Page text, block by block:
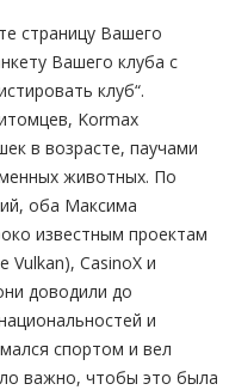
страницу Вашего
Вашего клуба с
клуб“.
Kormax
в возрасте, паучами
животных. По
оба Максима
известным проектам
Vulkan), CasinoX и
доводили до
и
спортом и вел
важно, чтобы это была